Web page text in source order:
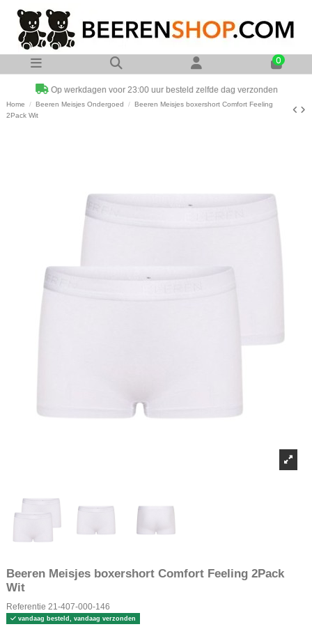
0
Op werkdagen voor 23:00 uur besteld zelfde dag verzonden
Home Beeren Meisjes Ondergoed
Beeren Meisjes boxershort Comfort Feeling
2Pack Wit
Beeren Meisjes boxershort Comfort Feeling 2Pack
Wit
Referentie 21-407-000-146
vandaag besteld, vandaag verzonden